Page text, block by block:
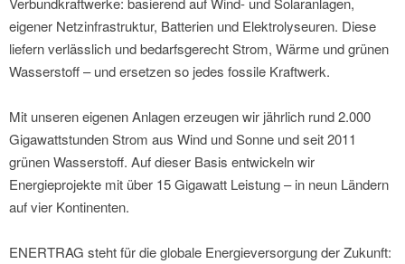
eigener Netzinfrastruktur, Batterien und Elektrolyseuren. Diese
liefern verlässlich und bedarfsgerecht Strom, Wärme und grünen
Wasserstoff – und ersetzen so jedes fossile Kraftwerk.
Mit unseren eigenen Anlagen erzeugen wir jährlich rund 2.000
Gigawattstunden Strom aus Wind und Sonne und seit 2011
grünen Wasserstoff. Auf dieser Basis entwickeln wir
Energieprojekte mit über 15 Gigawatt Leistung – in neun Ländern
auf vier Kontinenten.
ENERTRAG steht für die globale Energieversorgung der Zukunft: